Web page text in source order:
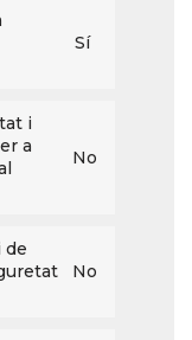
Sí
i
a
No
de
No